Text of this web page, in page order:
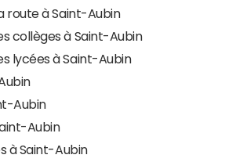
route à Saint-Aubin
collèges à Saint-Aubin
lycées à Saint-Aubin
Aubin
Aubin
à Saint-Aubin